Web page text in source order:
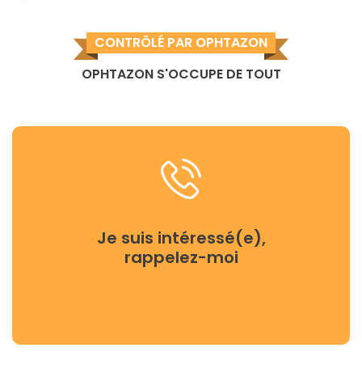
CONTRÔLÉ PAR OPHTAZON
OPHTAZON S'OCCUPE DE TOUT
Je suis intéressé(e),
rappelez-moi